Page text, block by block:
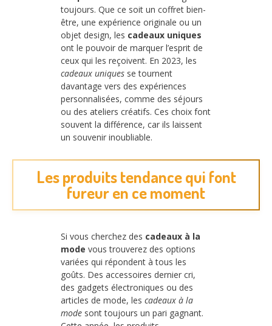
toujours. Que ce soit un coffret bien-
être, une expérience originale ou un
objet design, les cadeaux uniques
ont le pouvoir de marquer l’esprit de
ceux qui les reçoivent. En 2023, les
cadeaux uniques se tournent
davantage vers des expériences
personnalisées, comme des séjours
ou des ateliers créatifs. Ces choix font
souvent la différence, car ils laissent
un souvenir inoubliable.
Les produits tendance qui font
fureur en ce moment
Si vous cherchez des cadeaux à la
mode vous trouverez des options
variées qui répondent à tous les
goûts. Des accessoires dernier cri,
des gadgets électroniques ou des
articles de mode, les cadeaux à la
mode sont toujours un pari gagnant.